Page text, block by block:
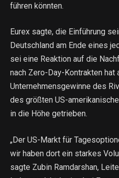
führen könnten.
Eurex sagte, die Einführung
Deutschland am Ende eines
sei eine Reaktion auf die
nach Zero-Day-Kontrakten hat
Unternehmensgewinne des
des größten US-
in die Höhe getrieben.
„Der US-Markt für
wir haben dort ein starkes
sagte Zubin Ramdarshan,